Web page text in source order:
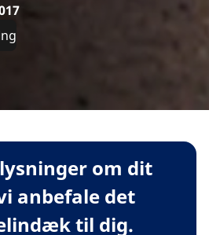
om dit
anbefale det
til dig.